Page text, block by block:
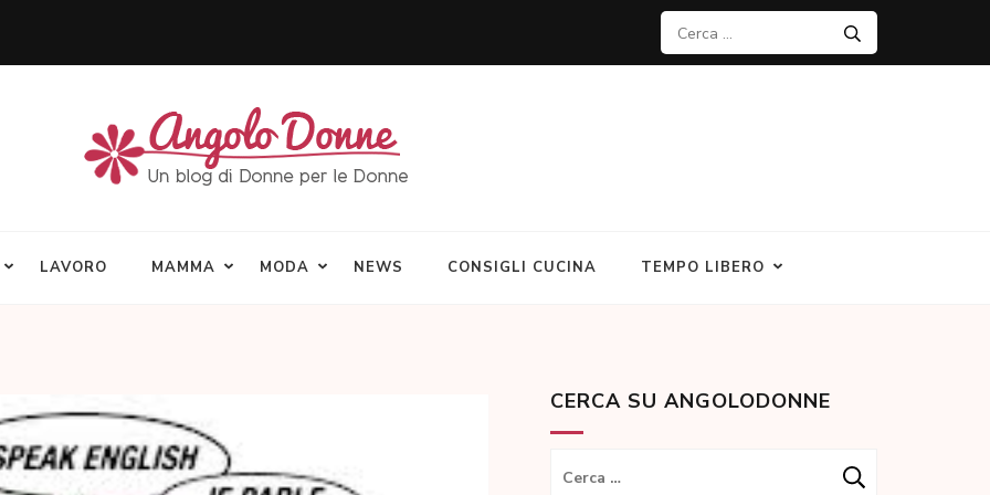
Ricerca
per:
LAVORO MAMMA MODA NEWS CONSIGLI CUCINA TEMPO LIBERO
CERCA SU ANGOLODONNE
Ricerca